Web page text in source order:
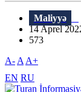
Maliyyə
14 Aprel
573
A- A A+
EN RU